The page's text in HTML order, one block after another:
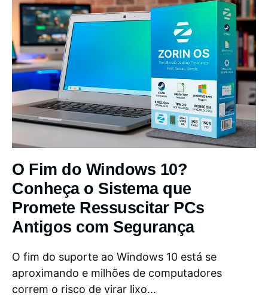
O Fim do Windows 10?
Conheça o Sistema que
Promete Ressuscitar PCs
Antigos com Segurança
O fim do suporte ao Windows 10 está se
aproximando e milhões de computadores
correm o risco de virar lixo...